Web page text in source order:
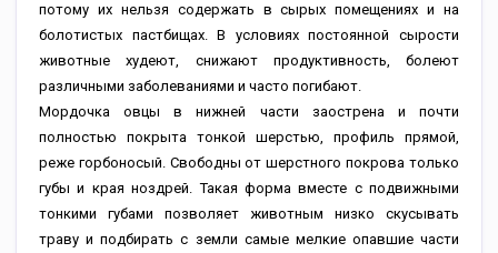
потому их нельзя содержать в сырых помещениях и на
болотистых пастбищах. В условиях постоянной сырости
животные худеют, снижают продуктивность, болеют
различными заболеваниями и часто погибают.
Мордочка овцы в нижней части заострена и почти
полностью покрыта тонкой шерстью, профиль прямой,
реже горбоносый. Свободны от шерстного покрова только
губы и края ноздрей. Такая форма вместе с подвижными
тонкими губами позволяет животным низко скусывать
траву и подбирать с земли самые мелкие опавшие части